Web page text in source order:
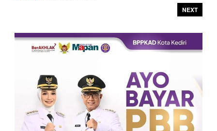
NEXT